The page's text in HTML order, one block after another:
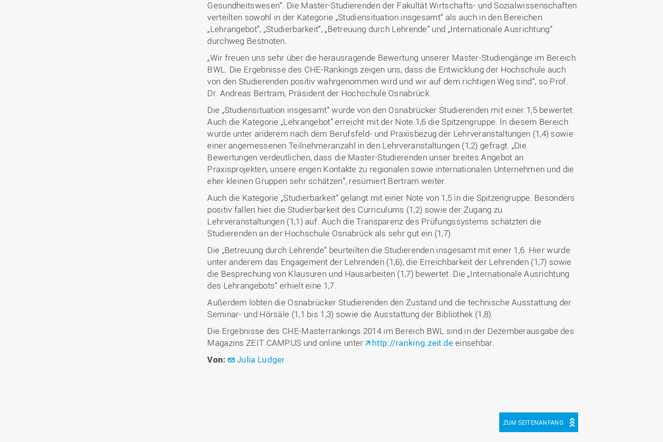
Gesundheitswesen“. Die Master-Studierenden der Fakultät Wirtschafts- und Sozialwissenschaften
verteilten sowohl in der Kategorie „Studiensituation insgesamt“ als auch in den Bereichen
„Lehrangebot“, „Studierbarkeit“, „Betreuung durch Lehrende“ und „Internationale Ausrichtung“
durchweg Bestnoten.
„Wir freuen uns sehr über die herausragende Bewertung unserer Master-Studiengänge im Bereich
BWL. Die Ergebnisse des CHE-Rankings zeigen uns, dass die Entwicklung der Hochschule auch
von den Studierenden positiv wahrgenommen wird und wir auf dem richtigen Weg sind“, so Prof.
Dr. Andreas Bertram, Präsident der Hochschule Osnabrück.
Die „Studiensituation insgesamt“ wurde von den Osnabrücker Studierenden mit einer 1,5 bewertet.
Auch die Kategorie „Lehrangebot“ erreicht mit der Note 1,6 die Spitzengruppe. In diesem Bereich
wurde unter anderem nach dem Berufsfeld- und Praxisbezug der Lehrveranstaltungen (1,4) sowie
einer angemessenen Teilnehmeranzahl in den Lehrveranstaltungen (1,2) gefragt. „Die
Bewertungen verdeutlichen, dass die Master-Studierenden unser breites Angebot an
Praxisprojekten, unsere engen Kontakte zu regionalen sowie internationalen Unternehmen und die
eher kleinen Gruppen sehr schätzen“, resümiert Bertram weiter.
Auch die Kategorie „Studierbarkeit“ gelangt mit einer Note von 1,5 in die Spitzengruppe. Besonders
positiv fallen hier die Studierbarkeit des Curriculums (1,2) sowie der Zugang zu
Lehrveranstaltungen (1,1) auf. Auch die Transparenz des Prüfungssystems schätzten die
Studierenden an der Hochschule Osnabrück als sehr gut ein (1,7).
Die „Betreuung durch Lehrende“ beurteilten die Studierenden insgesamt mit einer 1,6. Hier wurde
unter anderem das Engagement der Lehrenden (1,6), die Erreichbarkeit der Lehrenden (1,7) sowie
die Besprechung von Klausuren und Hausarbeiten (1,7) bewertet. Die „Internationale Ausrichtung
des Lehrangebots“ erhielt eine 1,7.
Außerdem lobten die Osnabrücker Studierenden den Zustand und die technische Ausstattung der
Seminar- und Hörsäle (1,1 bis 1,3) sowie die Ausstattung der Bibliothek (1,8).
Die Ergebnisse des CHE-Masterrankings 2014 im Bereich BWL sind in der Dezemberausgabe des
Magazins ZEIT CAMPUS und online unter
http://ranking.zeit.de einsehbar.
Von:
Julia Ludger
ZUM SEITENANFANG